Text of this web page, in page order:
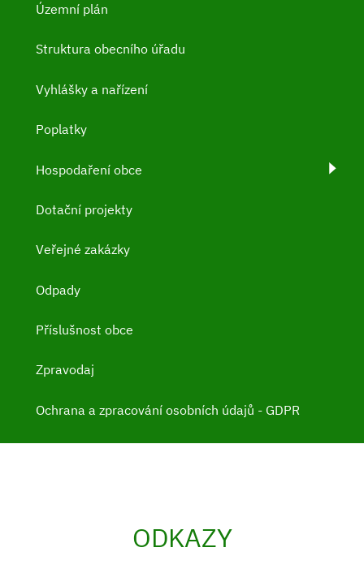
Územní plán
Struktura obecního úřadu
Vyhlášky a nařízení
Poplatky
Hospodaření obce
Dotační projekty
Veřejné zakázky
Odpady
Příslušnost obce
Zpravodaj
Ochrana a zpracování osobních údajů - GDPR
ODKAZY